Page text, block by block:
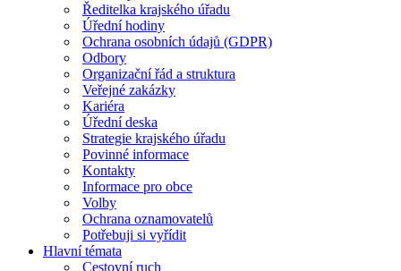
Ředitelka krajského úřadu
Úřední hodiny
Ochrana osobních údajů (GDPR)
Odbory
Organizační řád a struktura
Veřejné zakázky
Kariéra
Úřední deska
Strategie krajského úřadu
Povinné informace
Kontakty
Informace pro obce
Volby
Ochrana oznamovatelů
Potřebuji si vyřídit
Hlavní témata
Cestovní ruch